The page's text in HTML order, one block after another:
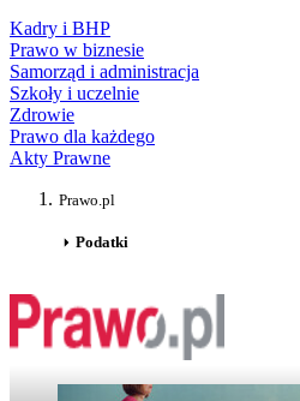
Kadry i BHP
Prawo w biznesie
Samorząd i administracja
Szkoły i uczelnie
Zdrowie
Prawo dla każdego
Akty Prawne
Prawo.pl
Podatki